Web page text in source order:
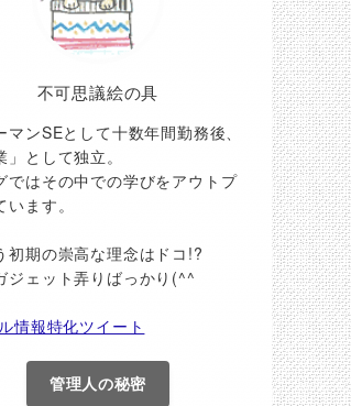
不可思議絵の具
マンSEとして十数年間勤務後、
」として独立。
ではその中での学びをアウトプ
ます。
期の崇高な理念はドコ!?
ジェット弄りばっかり(^^ゞ
情報特化ツイート
管理人の秘密